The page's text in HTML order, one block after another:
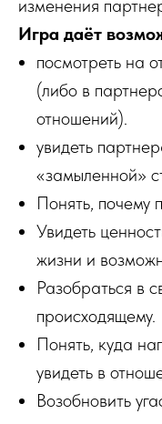
изменения
Игра даёт
посмотреть на
(либо в
отношений).
увидеть
«замыленной»
Понять, почему
Увидеть
жизни и
Разобраться в
происходящему.
Понять, куда
увидеть в
Возобновить